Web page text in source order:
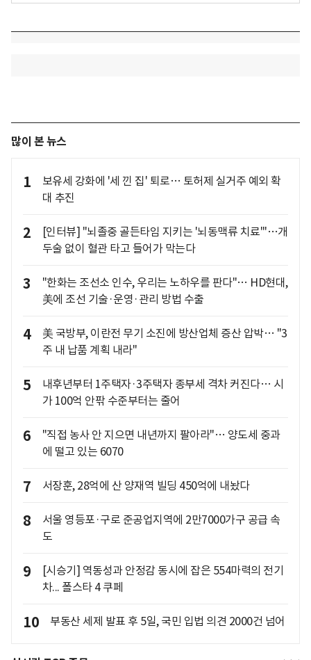
많이 본 뉴스
1
보유세 강화에 '세 낀 집' 퇴로… 토허제 실거주 예외 확
대 추진
2
[인터뷰] "뇌졸중 골든타임 지키는 '뇌동맥류 치료'"…개
두술 없이 혈관 타고 들어가 막는다
3
"한화는 조선소 인수, 우리는 노하우를 판다"… HD현대,
美에 조선 기술·운영·관리 방법 수출
4
美 국방부, 이란전 무기 소진에 방산업체 증산 압박… "3
주 내 납품 계획 내라"
5
내후년부터 1주택자·3주택자 종부세 격차 커진다… 시
가 100억 안팎 수준부터는 줄어
6
"직접 농사 안 지으면 내년까지 팔아라"… 양도세 중과
에 떨고 있는 6070
7 서장훈, 28억에 산 양재역 빌딩 450억에 내놨다
8
서울 영등포·구로 준공업지역에 2만7000가구 공급 속
도
9
[시승기] 역동성과 안정감 동시에 잡은 554마력의 전기
차... 폴스타 4 쿠페
10 부동산 세제 발표 후 5일, 국민 입법 의견 2000건 넘어